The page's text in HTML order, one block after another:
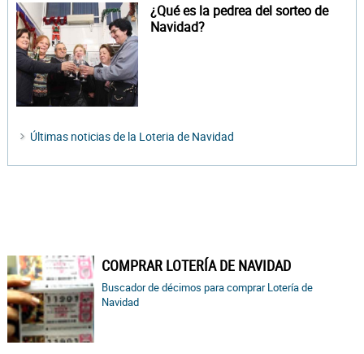
¿Qué es la pedrea del sorteo de
Navidad?
Últimas noticias de la Loteria de Navidad
COMPRAR LOTERÍA DE NAVIDAD
Buscador de décimos para comprar Lotería de
Navidad